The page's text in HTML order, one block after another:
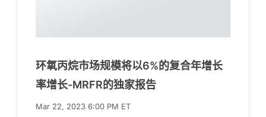
环氧丙烷市场规模将以6%的复合年增长
率增长-MRFR的独家报告
Mar 22, 2023 6:00 PM ET